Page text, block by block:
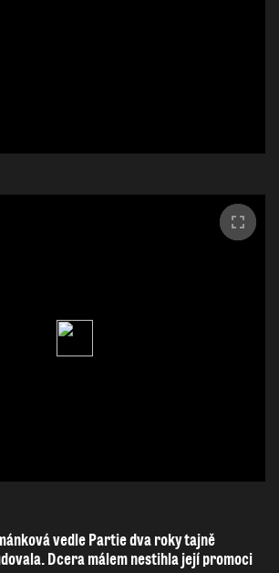
vedle Partie dva roky tajně
Dcera málem nestihla její promoci